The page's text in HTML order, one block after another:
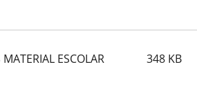
ESCOLAR 348 KB